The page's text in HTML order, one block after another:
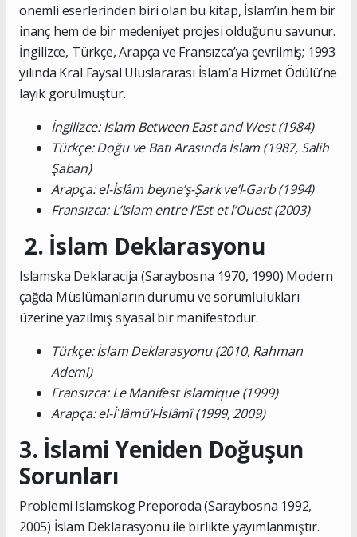
önemli eserlerinden biri olan bu kitap, İslam’ın hem bir
inanç hem de bir medeniyet projesi olduğunu savunur.
İngilizce, Türkçe, Arapça ve Fransızca’ya çevrilmiş; 1993
yılında Kral Faysal Uluslararası İslam’a Hizmet Ödülü’ne
layık görülmüştür.
İngilizce: Islam Between East and West (1984)
Türkçe: Doğu ve Batı Arasında İslam (1987, Salih
Şaban)
Arapça: el-İslâm beyne’ş-Şark ve’l-Garb (1994)
Fransızca: L’Islam entre l’Est et l’Ouest (2003)
2. İslam Deklarasyonu
Islamska Deklaracija (Saraybosna 1970, 1990) Modern
çağda Müslümanların durumu ve sorumlulukları
üzerine yazılmış siyasal bir manifestodur.
Türkçe: İslam Deklarasyonu (2010, Rahman
Ademi)
Fransızca: Le Manifest Islamique (1999)
Arapça: el-İʿlâmü’l-İslâmî (1999, 2009)
3. İslami Yeniden Doğuşun
Sorunları
Problemi Islamskog Preporoda (Saraybosna 1992,
2005) İslam Deklarasyonu ile birlikte yayımlanmıştır.